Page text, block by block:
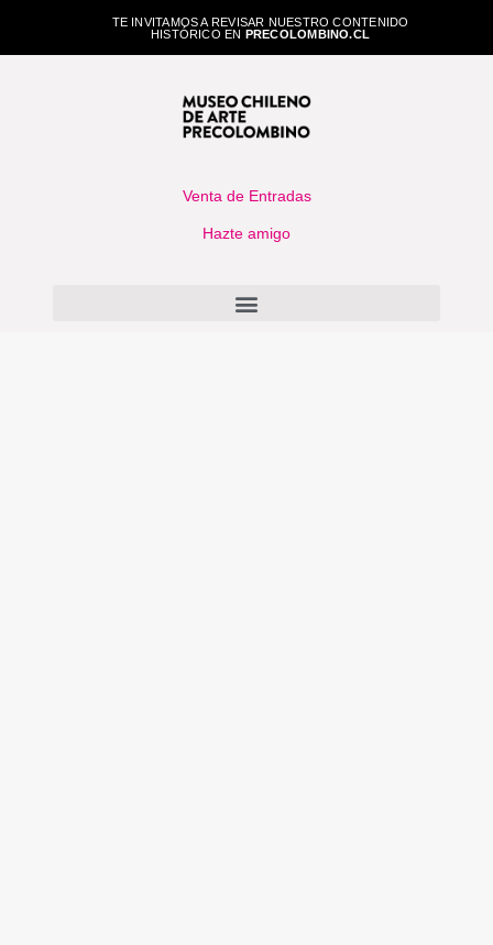
TE INVITAMOS A REVISAR NUESTRO CONTENIDO
HISTÓRICO EN PRECOLOMBINO.CL
Venta de Entradas
Hazte amigo